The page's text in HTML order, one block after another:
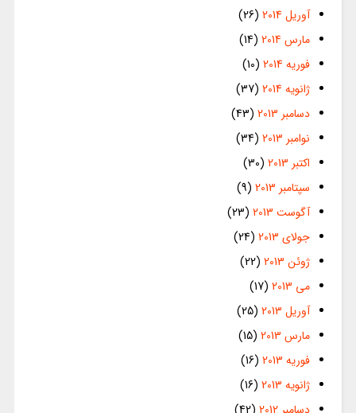
آوریل 2014
(26)
مارس 2014
(14)
فوریه 2014
(10)
ژانویه 2014
(37)
دسامبر 2013
(43)
نوامبر 2013
(34)
اکتبر 2013
(30)
سپتامبر 2013
(9)
آگوست 2013
(23)
جولای 2013
(24)
ژوئن 2013
(22)
می 2013
(17)
آوریل 2013
(25)
مارس 2013
(15)
فوریه 2013
(16)
ژانویه 2013
(16)